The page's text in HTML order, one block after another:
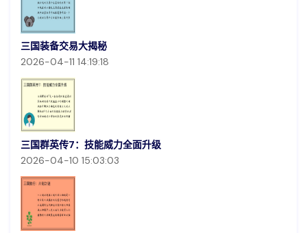
三国装备交易大揭秘
2026-04-11 14:19:18
三国群英传7：技能威力全面升级
2026-04-10 15:03:03